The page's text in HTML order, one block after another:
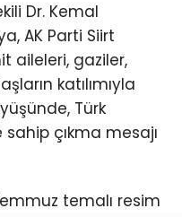
Dr. Kemal
AK Parti Siirt
aileleri, gaziler,
katılımıyla
Türk
çıkma mesajı
temalı resim